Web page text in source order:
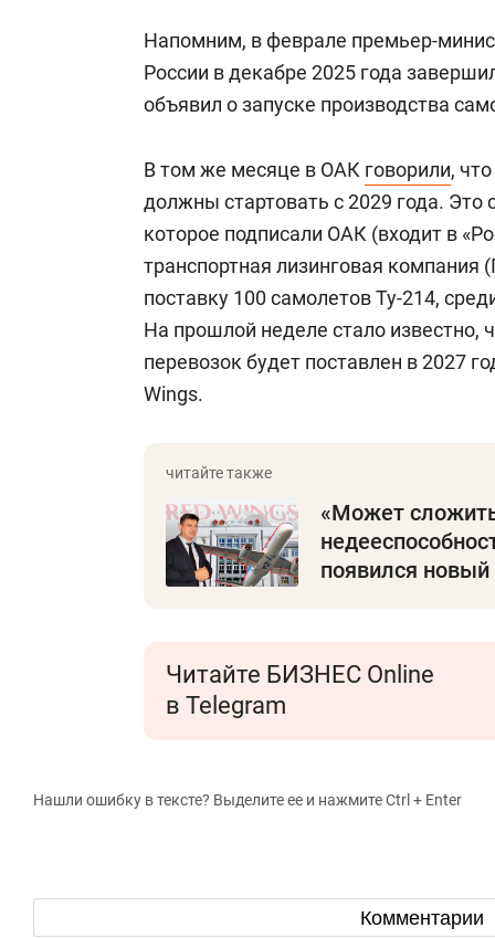
Напомним, в феврале премьер-
России в декабре 2025 года
объявил о запуске производства
В том же месяце в ОАК говорили,
должны стартовать с 2029 года. Это
которое подписали ОАК (входит в
транспортная лизинговая
поставку 100 самолетов Ту-214,
На прошлой неделе стало известно,
перевозок будет поставлен в 2027
Wings.
«Может
появился новый
Читайте БИЗНЕС Online
в Telegram
Нашли ошибку в тексте? Выделите ее и нажмите Ctrl + Enter
Комментарии